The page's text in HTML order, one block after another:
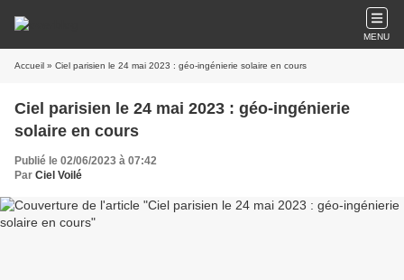
MENU
Accueil » Ciel parisien le 24 mai 2023 : géo-ingénierie solaire en cours
Ciel parisien le 24 mai 2023 : géo-ingénierie
solaire en cours
Publié le 02/06/2023 à 07:42
Par Ciel Voilé